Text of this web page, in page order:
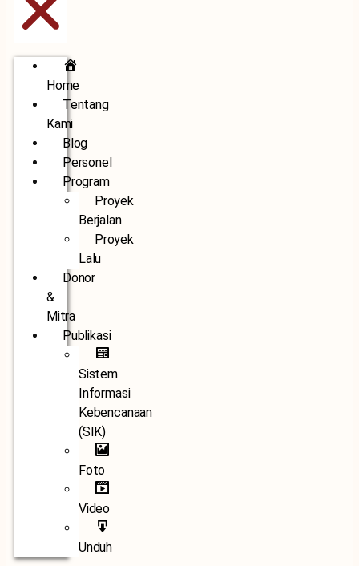
Home
Tentang
Kami
Blog
Personel
Program
Proyek
Berjalan
Proyek
Lalu
Donor
&
Mitra
Publikasi
Sistem
Informasi
Kebencanaan
(SIK)
Foto
Video
Unduh